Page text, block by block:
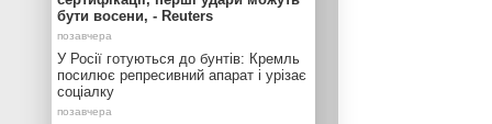
бути восени, - Reuters
У Росії готуються до бунтів: Кремль
посилює репресивний апарат і урізає
соціалку